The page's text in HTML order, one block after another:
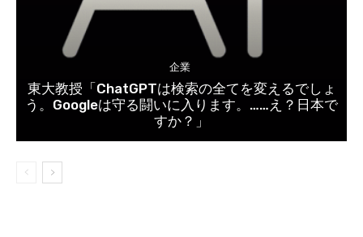
企業
東大教授「ChatGPTは検索の全てを変えるでしょ
う。Googleは守る闘いに入ります。……え？日本で
すか？」